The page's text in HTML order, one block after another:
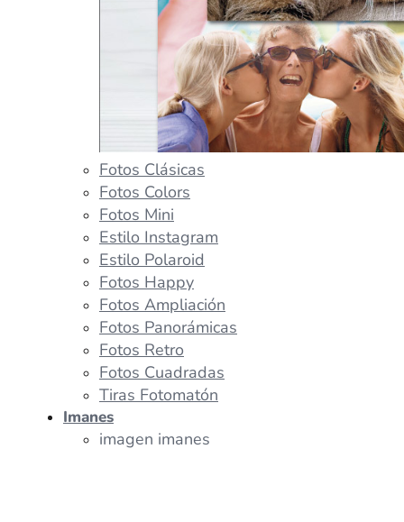
Fotos Clásicas
Fotos Colors
Fotos Mini
Estilo Instagram
Estilo Polaroid
Fotos Happy
Fotos Ampliación
Fotos Panorámicas
Fotos Retro
Fotos Cuadradas
Tiras Fotomatón
Imanes
imagen imanes